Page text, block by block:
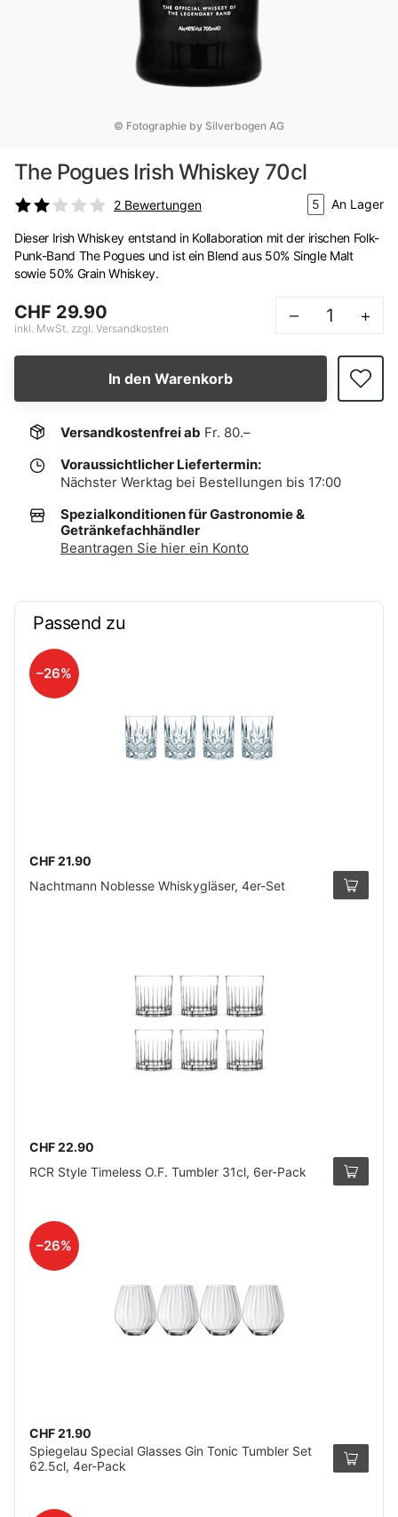
© Fotographie by Silverbogen AG
The Pogues Irish Whiskey 70cl
2 Bewertungen 5 An Lager
Dieser Irish Whiskey entstand in Kollaboration mit der irischen Folk-
Punk-Band The Pogues und ist ein Blend aus 50% Single Malt
sowie 50% Grain Whiskey.
CHF 29.90
inkl. MwSt. zzgl. Versandkosten
– +
In den Warenkorb
Versandkostenfrei ab Fr. 80.–
Voraussichtlicher Liefertermin:
Nächster Werktag bei Bestellungen bis 17:00
Spezialkonditionen für Gastronomie &
Getränkefachhändler
Beantragen Sie hier ein Konto
Passend zu
–26%
CHF 21.90
Nachtmann Noblesse Whiskygläser, 4er-Set
CHF 22.90
RCR Style Timeless O.F. Tumbler 31cl, 6er-Pack
–26%
CHF 21.90
Spiegelau Special Glasses Gin Tonic Tumbler Set
62.5cl, 4er-Pack